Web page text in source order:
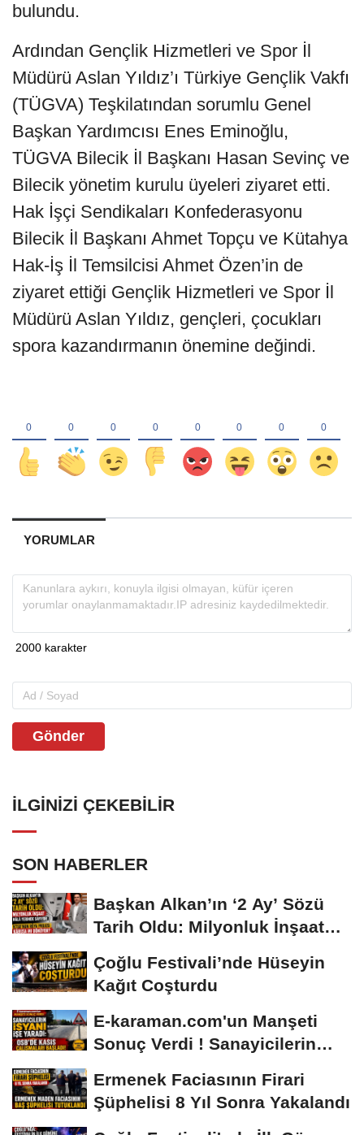
bulundu.
Ardından Gençlik Hizmetleri ve Spor İl
Müdürü Aslan Yıldız’ı Türkiye Gençlik Vakfı
(TÜGVA) Teşkilatından sorumlu Genel
Başkan Yardımcısı Enes Eminoğlu,
TÜGVA Bilecik İl Başkanı Hasan Sevinç ve
Bilecik yönetim kurulu üyeleri ziyaret etti.
Hak İşçi Sendikaları Konfederasyonu
Bilecik İl Başkanı Ahmet Topçu ve Kütahya
Hak-İş İl Temsilcisi Ahmet Özen’in de
ziyaret ettiği Gençlik Hizmetleri ve Spor İl
Müdürü Aslan Yıldız, gençleri, çocukları
spora kazandırmanın önemine değindi.
YORUMLAR
Gönder
İLGINIZI ÇEKEBILIR
SON HABERLER
Başkan Alkan’ın ‘2 Ay’ Sözü
Tarih Oldu: Milyonluk İnşaat
Çoğlu Festivali’nde Hüseyin
Kağıt Coşturdu
E-karaman.com'un Manşeti
Sonuç Verdi ! Sanayicilerin
Ermenek Faciasının Firari
Şüphelisi 8 Yıl Sonra Yakalandı